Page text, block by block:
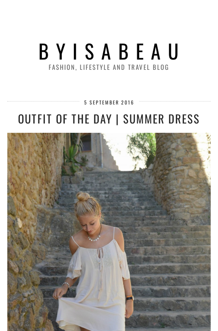
B Y I S A B E A U
FASHION, LIFESTYLE AND TRAVEL BLOG
5 SEPTEMBER 2016
OUTFIT OF THE DAY | SUMMER DRESS